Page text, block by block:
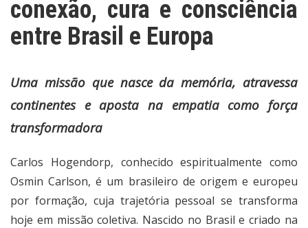
conexão, cura e consciência
entre Brasil e Europa
Uma missão que nasce da memória, atravessa
continentes e aposta na empatia como força
transformadora
Carlos Hogendorp, conhecido espiritualmente como
Osmin Carlson, é um brasileiro de origem e europeu
por formação, cuja trajetória pessoal se transforma
hoje em missão coletiva. Nascido no Brasil e criado na